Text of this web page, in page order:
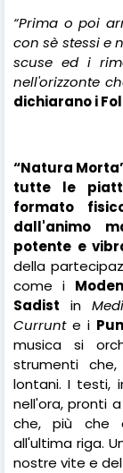
“Prima o poi
con sè stessi e
scuse ed i
nell'orizzonte
dichiarano i
“Natura
tutte le
formato
dall'animo
potente e
della
come i
Sadist in
Currunte i
musica si
strumenti
lontani. I testi,
nell'ora, pronti
che, più che
all'ultima riga.
nostre vite e